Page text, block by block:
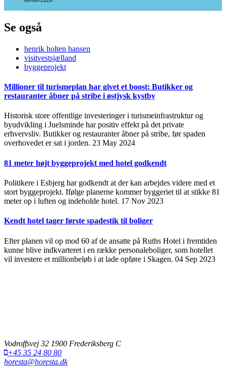
Se også
henrik holten hansen
visitvestsjælland
byggeprojekt
Millioner til turismeplan har givet et boost: Butikker og
restauranter åbner på stribe i østjysk kystby
Historisk store offentlige investeringer i turismeinfrastruktur og
byudvikling i Juelsminde har positiv effekt på det private
erhvervsliv. Butikker og restauranter åbner på stribe, før spaden
overhovedet er sat i jorden. 23 May 2024
81 meter højt byggeprojekt med hotel godkendt
Politikere i Esbjerg har godkendt at der kan arbejdes videre med et
stort byggeprojekt. Ifølge planerne kommer byggeriet til at stikke 81
meter op i luften og indeholde hotel. 17 Nov 2023
Kendt hotel tager første spadestik til boliger
Efter planen vil op mod 60 af de ansatte på Ruths Hotel i fremtiden
kunne blive indkvarteret i en række personaleboliger, som hotellet
vil investere et millionbeløb i at lade opføre i Skagen. 04 Sep 2023
Vodroffsvej 32 1900 Frederiksberg C
+45 35 24 80 80
horesta@horesta.dk